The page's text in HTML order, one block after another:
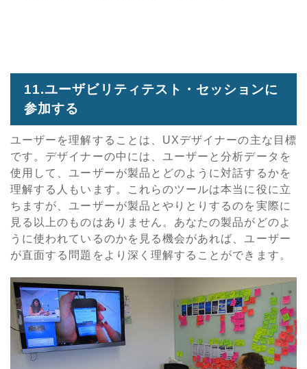
11.ユーザビリティテスト・セッションに
参加する
ユーザーを理解することは、UXデザイナーの主な目標
です。デザイナーの中には、ユーザーと分析データを
使用して、ユーザーが製品とどのように対話するかを
理解する人もいます。これらのツールは本当に役に立
ちますが、ユーザーが製品とやりとりするのを実際に
見る以上のものはありません。あなたの製品がどのよ
うに使われているのかを見る機会があれば、ユーザー
が直面する問題をより深く理解することができます。